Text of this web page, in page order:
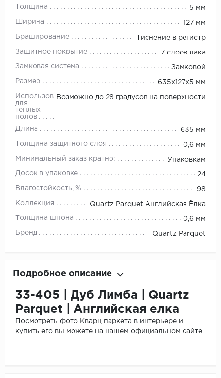
Толщина 5 мм
Ширина 127 мм
Браширование Тиснение в регистр
Защитное покрытие 7 слоев лака
Замковая система Замковой
Размер 635х127х5 мм
Использование
для
теплых
полов
Возможно до 28 градусов на поверхности
Длина 635 мм
Толщина защитного слоя 0,6 мм
Минимальный заказ кратно: Упаковкам
Досок в упаковке 24
Влагостойкость, % 98
Коллекция Quartz Parquet Английская Ёлка
Толщина шпона 0,6 мм
Бренд Quartz Parquet
Подробное описание
33-405 | Дуб Лимба | Quartz
Parquet | Английская елка
Посмотреть фото Кварц паркета в интерьере и
купить его вы можете на нашем официальном сайте